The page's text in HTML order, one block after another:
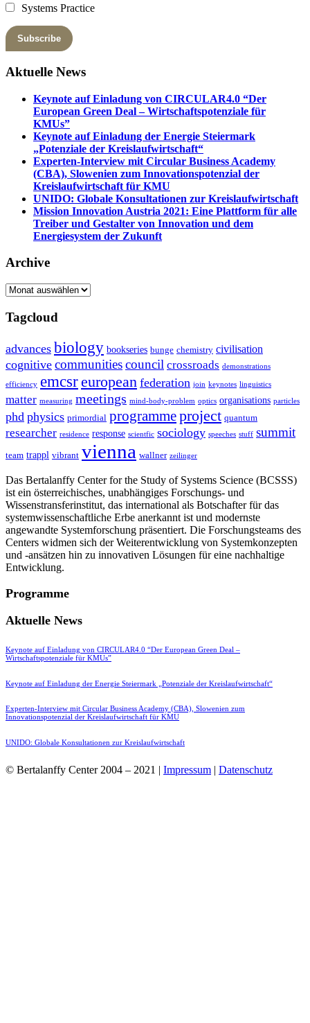
Systems Practice
Aktuelle News
Keynote auf Einladung von CIRCULAR4.0 “Der
European Green Deal – Wirtschaftspotenziale für
KMUs”
Keynote auf Einladung der Energie Steiermark
„Potenziale der Kreislaufwirtschaft“
Experten-Interview mit Circular Business Academy
(CBA), Slowenien zum Innovationspotenzial der
Kreislaufwirtschaft für KMU
UNIDO: Globale Konsultationen zur Kreislaufwirtschaft
Mission Innovation Austria 2021: Eine Plattform für alle
Treiber und Gestalter von Innovation und dem
Energiesystem der Zukunft
Archive
Archive
Tagcloud
advances biology bookseries bunge chemistry civilisation
cognitive communitiescouncil crossroads demonstrations
efficiency emcsreuropean federation join keynotes linguistics
matter measuring meetings mind-body-problem optics organisations particles
phd physics primordial programmeproject quantum
researcher residence response scientfic sociology speeches stuff summit
team trappl vibrant vienna wallner zeilinger
Das Bertalanffy Center for the Study of Systems Science (BCSSS)
ist ein österreichisches, unabhängiges Forschungs- und
Wissenstransferinstitut, das international als Botschafter für das
systemwissenschaftliche Erbe anerkannt ist und modernste
angewandte Systemforschung präsentiert. Die Forschungsteams des
Centers widmen sich der Weiterentwicklung von Systemkonzepten
und -ansätzen hin zu innovativen Lösungen für eine nachhaltige
Entwicklung.
Programme
Aktuelle News
Keynote auf Einladung von CIRCULAR4.0 “Der European Green Deal –
Wirtschaftspotenziale für KMUs”
Keynote auf Einladung der Energie Steiermark „Potenziale der Kreislaufwirtschaft“
Experten-Interview mit Circular Business Academy (CBA), Slowenien zum
Innovationspotenzial der Kreislaufwirtschaft für KMU
UNIDO: Globale Konsultationen zur Kreislaufwirtschaft
© Bertalanffy Center 2004 – 2021 | Impressum | Datenschutz